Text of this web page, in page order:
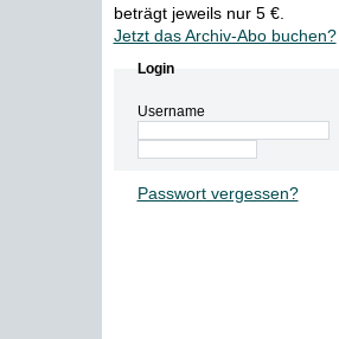
beträgt jeweils nur 5 €.
Jetzt das Archiv-Abo buchen?
Login
Username
Passwort vergessen?